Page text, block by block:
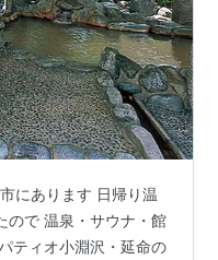
にあります 日帰り温
ので 温泉・サウナ・館
ティオ小淵沢・延命の